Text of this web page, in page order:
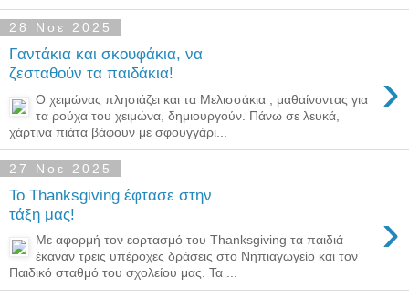
28 Νοε 2025
Γαντάκια και σκουφάκια, να
ζεσταθούν τα παιδάκια!
›
Ο χειμώνας πλησιάζει και τα Μελισσάκια , μαθαίνοντας για
τα ρούχα του χειμώνα, δημιουργούν. Πάνω σε λευκά,
χάρτινα πιάτα βάφουν με σφουγγάρι...
27 Νοε 2025
Το Thanksgiving έφτασε στην
τάξη μας!
›
Με αφορμή τον εορτασμό του Thanksgiving τα παιδιά
έκαναν τρεις υπέροχες δράσεις στο Νηπιαγωγείο και τον
Παιδικό σταθμό του σχολείου μας. Τα ...